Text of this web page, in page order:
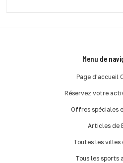
Menu de
Page d'accueil
Réservez votre
Offres spéciales
Articles de
Toutes les villes
Tous les sports